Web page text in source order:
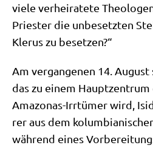
vie­le ver­hei­ra­te­te
Prie­ster die unbe­setz­ten
Kle­rus zu besetzen?“
Am ver­gan­ge­nen 14. August
das zu einem
Ama­zo­nas-Irr­tü­mer wird,
rer aus dem
wäh­rend eines